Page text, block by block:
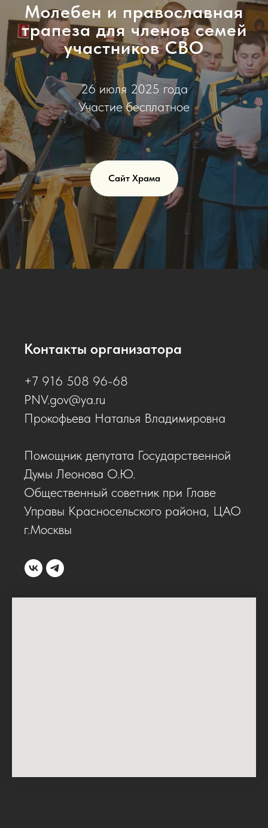
Молебен и православная
трапеза для членов семей
участников СВО
26 июля 2025 года
Участие бесплатное
Сайт Храма
Контакты организатора
+7 916 508 96-68
PNV.gov@ya.ru
Прокофьева Наталья Владимировна
Помощник депутата Государственной
Думы Леонова О.Ю.
Общественный советник при Главе
Управы Красносельского района, ЦАО
г.Москвы